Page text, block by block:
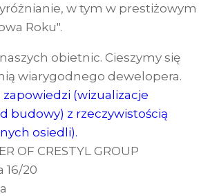
w tym w prestiżowym
Roku".
obietnic. Cieszymy się
wiarygodnego dewelopera.
(wizualizacje
budowy) z rzeczywistością
osiedli).
OF CRESTYL GROUP
16/20